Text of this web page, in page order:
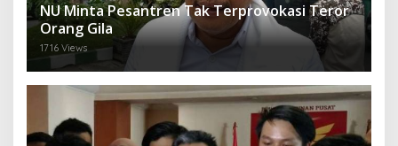
NU Minta Pesantren Tak Terprovokasi Teror
Orang Gila
1716 Views